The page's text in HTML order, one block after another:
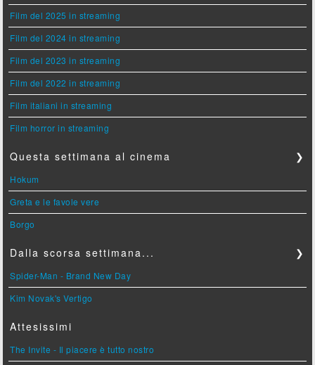
Film del 2025 in streaming
Film del 2024 in streaming
Film del 2023 in streaming
Film del 2022 in streaming
Film italiani in streaming
Film horror in streaming
Questa settimana al cinema ❯
Hokum
Greta e le favole vere
Borgo
Dalla scorsa settimana... ❯
Spider-Man - Brand New Day
Kim Novak's Vertigo
Attesissimi
The Invite - Il piacere è tutto nostro